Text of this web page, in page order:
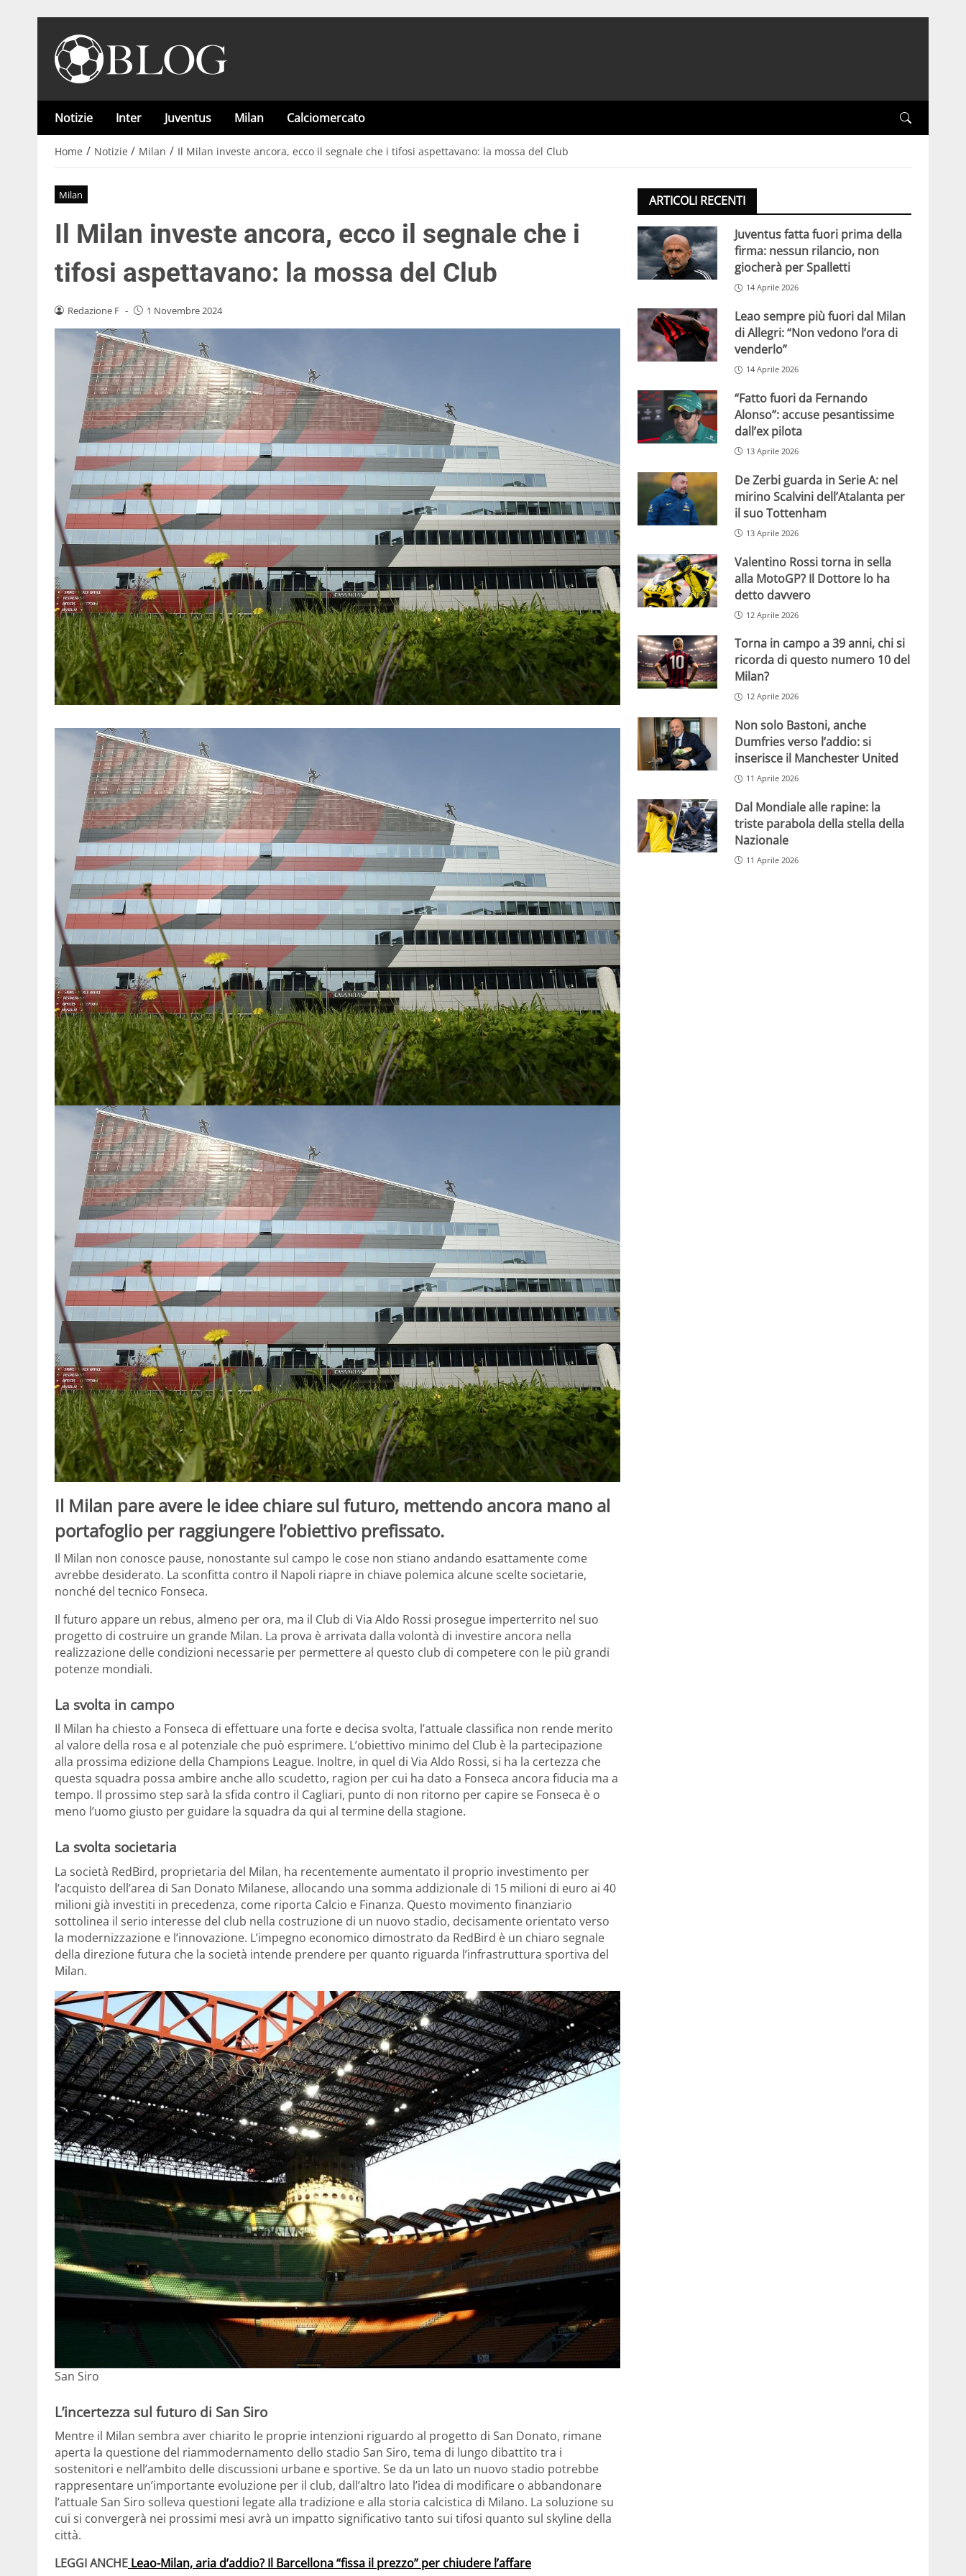
Notizie Inter Juventus Milan Calciomercato
Home / Notizie / Milan / Il Milan investe ancora, ecco il segnale che i tifosi aspettavano: la mossa del Club
Milan
Il Milan investe ancora, ecco il segnale che i
tifosi aspettavano: la mossa del Club
Redazione F - 1 Novembre 2024
Il Milan pare avere le idee chiare sul futuro, mettendo ancora mano al
portafoglio per raggiungere l’obiettivo prefissato.
Il Milan non conosce pause, nonostante sul campo le cose non stiano andando esattamente come
avrebbe desiderato. La sconfitta contro il Napoli riapre in chiave polemica alcune scelte societarie,
nonché del tecnico Fonseca.
Il futuro appare un rebus, almeno per ora, ma il Club di Via Aldo Rossi prosegue imperterrito nel suo
progetto di costruire un grande Milan. La prova è arrivata dalla volontà di investire ancora nella
realizzazione delle condizioni necessarie per permettere al questo club di competere con le più grandi
potenze mondiali.
La svolta in campo
Il Milan ha chiesto a Fonseca di effettuare una forte e decisa svolta, l’attuale classifica non rende merito
al valore della rosa e al potenziale che può esprimere. L’obiettivo minimo del Club è la partecipazione
alla prossima edizione della Champions League. Inoltre, in quel di Via Aldo Rossi, si ha la certezza che
questa squadra possa ambire anche allo scudetto, ragion per cui ha dato a Fonseca ancora fiducia ma a
tempo. Il prossimo step sarà la sfida contro il Cagliari, punto di non ritorno per capire se Fonseca è o
meno l’uomo giusto per guidare la squadra da qui al termine della stagione.
La svolta societaria
La società RedBird, proprietaria del Milan, ha recentemente aumentato il proprio investimento per
l’acquisto dell’area di San Donato Milanese, allocando una somma addizionale di 15 milioni di euro ai 40
milioni già investiti in precedenza, come riporta Calcio e Finanza. Questo movimento finanziario
sottolinea il serio interesse del club nella costruzione di un nuovo stadio, decisamente orientato verso
la modernizzazione e l’innovazione. L’impegno economico dimostrato da RedBird è un chiaro segnale
della direzione futura che la società intende prendere per quanto riguarda l’infrastruttura sportiva del
Milan.
San Siro
L’incertezza sul futuro di San Siro
Mentre il Milan sembra aver chiarito le proprie intenzioni riguardo al progetto di San Donato, rimane
aperta la questione del riammodernamento dello stadio San Siro, tema di lungo dibattito tra i
sostenitori e nell’ambito delle discussioni urbane e sportive. Se da un lato un nuovo stadio potrebbe
rappresentare un’importante evoluzione per il club, dall’altro lato l’idea di modificare o abbandonare
l’attuale San Siro solleva questioni legate alla tradizione e alla storia calcistica di Milano. La soluzione su
cui si convergerà nei prossimi mesi avrà un impatto significativo tanto sui tifosi quanto sul skyline della
città.
LEGGI ANCHE Leao-Milan, aria d’addio? Il Barcellona “fissa il prezzo” per chiudere l’affare
ARTICOLI RECENTI
Juventus fatta fuori prima della
firma: nessun rilancio, non
giocherà per Spalletti
14 Aprile 2026
Leao sempre più fuori dal Milan
di Allegri: “Non vedono l’ora di
venderlo”
14 Aprile 2026
“Fatto fuori da Fernando
Alonso”: accuse pesantissime
dall’ex pilota
13 Aprile 2026
De Zerbi guarda in Serie A: nel
mirino Scalvini dell’Atalanta per
il suo Tottenham
13 Aprile 2026
Valentino Rossi torna in sella
alla MotoGP? Il Dottore lo ha
detto davvero
12 Aprile 2026
Torna in campo a 39 anni, chi si
ricorda di questo numero 10 del
Milan?
12 Aprile 2026
Non solo Bastoni, anche
Dumfries verso l’addio: si
inserisce il Manchester United
11 Aprile 2026
Dal Mondiale alle rapine: la
triste parabola della stella della
Nazionale
11 Aprile 2026